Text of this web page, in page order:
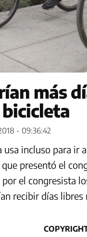
más
- 09:36:42
incluso para ir
presentó el
el congresista
recibir días